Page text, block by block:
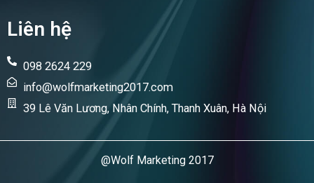
Liên hệ
098 2624 229
info@wolfmarketing2017.com
39 Lê Văn Lương, Nhân Chính, Thanh Xuân, Hà Nội
@Wolf Marketing 2017